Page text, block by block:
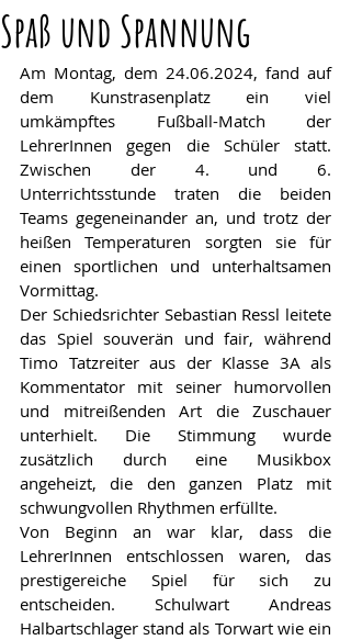
Spaß und Spannung
Am Montag, dem 24.06.2024, fand auf
dem Kunstrasenplatz ein viel
umkämpftes Fußball-Match der
LehrerInnen gegen die Schüler statt.
Zwischen der 4. und 6.
Unterrichtsstunde traten die beiden
Teams gegeneinander an, und trotz der
heißen Temperaturen sorgten sie für
einen sportlichen und unterhaltsamen
Vormittag.
Der Schiedsrichter Sebastian Ressl leitete
das Spiel souverän und fair, während
Timo Tatzreiter aus der Klasse 3A als
Kommentator mit seiner humorvollen
und mitreißenden Art die Zuschauer
unterhielt. Die Stimmung wurde
zusätzlich durch eine Musikbox
angeheizt, die den ganzen Platz mit
schwungvollen Rhythmen erfüllte.
Von Beginn an war klar, dass die
LehrerInnen entschlossen waren, das
prestigereiche Spiel für sich zu
entscheiden. Schulwart Andreas
Halbartschlager stand als Torwart wie ein